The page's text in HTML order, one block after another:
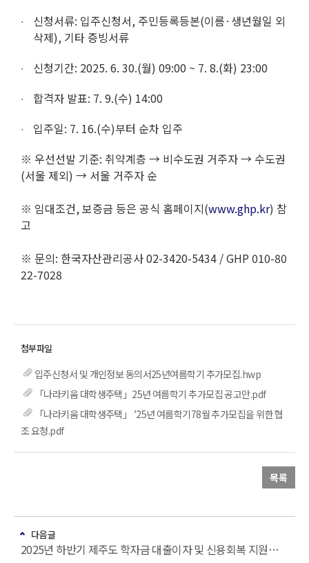
신청서류: 입주신청서, 주민등록등본(이름·생년월일 외
삭제), 기타 증빙서류
신청기간: 2025. 6. 30.(월) 09:00 ~ 7. 8.(화) 23:00
합격자 발표: 7. 9.(수) 14:00
입주일: 7. 16.(수)부터 순차 입주
※ 우선선발 기준: 취약계층 → 비수도권 거주자 → 수도권
(서울 제외) → 서울 거주자 순
※ 임대조건, 보증금 등은 공식 홈페이지(www.ghp.kr) 참
고
※ 문의: 한국자산관리공사 02-3420-5434 / GHP 010-80
22-7028
입주신청서 및 개인정보 동의서25년여름학기 추가모집.hwp
「나라키움 대학생주택」25년 여름학기 추가모집 공고안.pdf
「나라키움 대학생주택」 ’25년 여름학기78월 추가모집을 위한 협
조 요청.pdf
목록
다음글
2025년 하반기 제주도 학자금 대출이자 및 신용회복 지원사업 안내